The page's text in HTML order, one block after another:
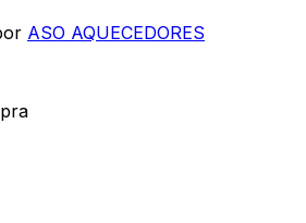
ASO AQUECEDORES